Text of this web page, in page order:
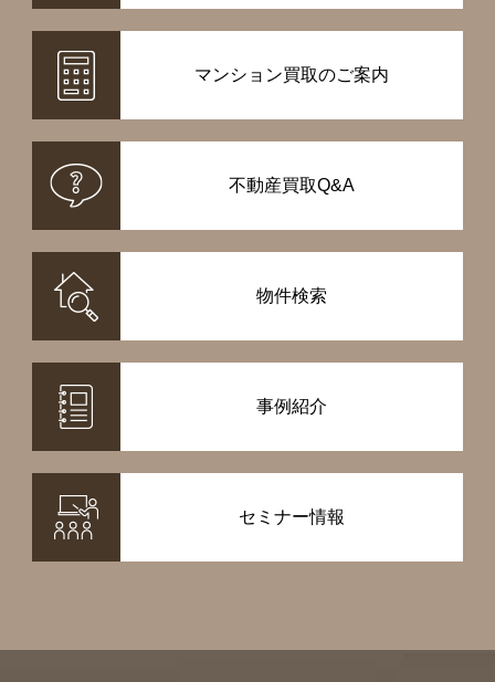
マンション買取のご案内
不動産買取Q&A
物件検索
事例紹介
セミナー情報